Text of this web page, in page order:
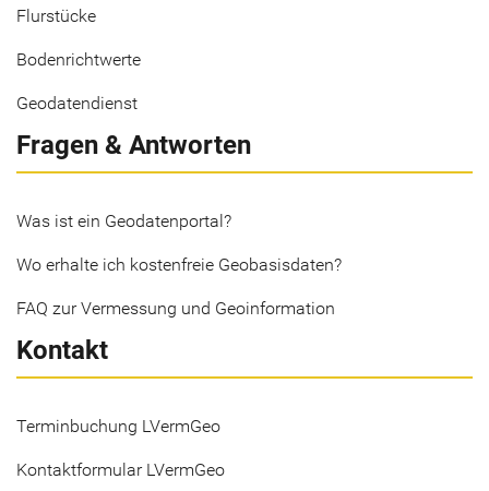
Flurstücke
Bodenrichtwerte
Geodatendienst
Fragen & Antworten
Was ist ein Geodatenportal?
Wo erhalte ich kostenfreie Geobasisdaten?
FAQ zur Vermessung und Geoinformation
Kontakt
Terminbuchung LVermGeo
Kontaktformular LVermGeo